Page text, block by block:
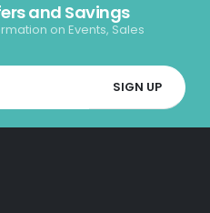
and Savings
on Events, Sales